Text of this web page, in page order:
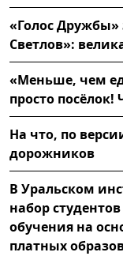
«Голос Дружбы»
Светлов»:
«Меньше, чем
просто посёлок!
На что, по
дорожников
В Уральском
набор
обучения на
платных